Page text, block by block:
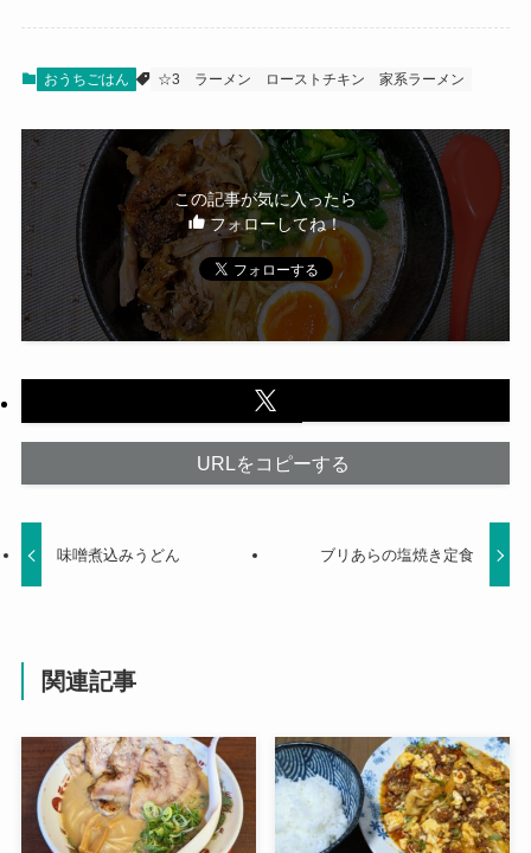
おうちごはん ☆3 ラーメン ローストチキン 家系ラーメン
この記事が気に入ったら
フォローしてね！
URLをコピーする
味噌煮込みうどん ブリあらの塩焼き定食
関連記事